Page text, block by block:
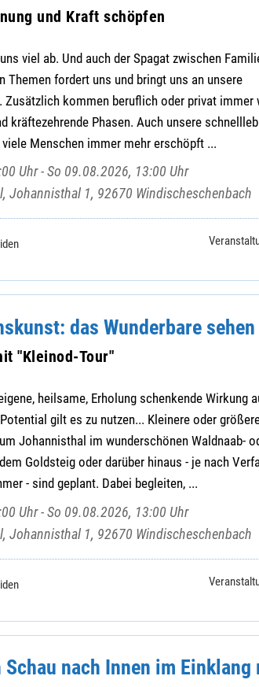
und Kraft schöpfen
viel ab. Und auch der Spagat zwischen
Themen fordert uns und bringt uns an unsere
Zusätzlich kommen beruflich oder privat immer
kräftezehrende Phasen. Auch unsere
Menschen immer mehr erschöpft ...
Uhr - So 09.08.2026, 13:00 Uhr
Johannisthal 1, 92670 Windischeschenbach
das Wunderbare sehen
"Kleinod-Tour"
heilsame, Erholung schenkende Wirkung
gilt es zu nutzen... Kleinere oder
Johannisthal im wunderschönen Waldnaab-
Goldsteig oder darüber hinaus - je nach
- sind geplant. Dabei begleiten, ...
Uhr - So 09.08.2026, 13:00 Uhr
Johannisthal 1, 92670 Windischeschenbach
nach Innen im